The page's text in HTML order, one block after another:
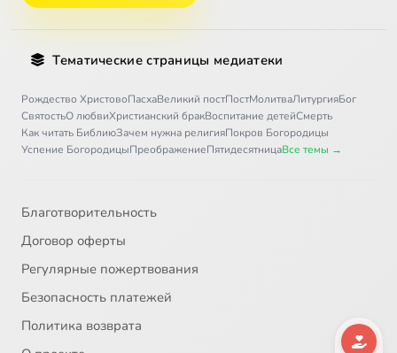
Тематические страницы медиатеки
Рождество ХристовоПасхаВеликий постПостМолитваЛитургияБог
СвятостьО любвиХристианский бракВоспитание детейСмерть
Как читать БиблиюЗачем нужна религияПокров Богородицы
Успение БогородицыПреображениеПятидесятницаВсе темы →
Благотворительность
Договор оферты
Регулярные пожертвования
Безопасность платежей
Политика возврата